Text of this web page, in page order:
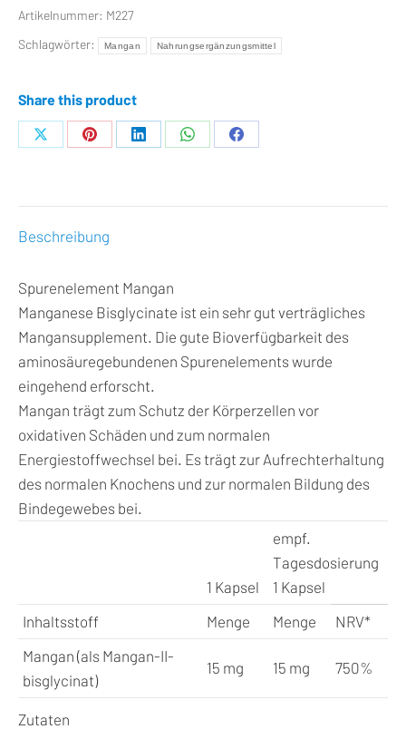
Artikelnummer: M227
Schlagwörter:
Mangan Nahrungsergänzungsmittel
Share this product
Teilen Teilen Teilen Teilen Teilen
Beschreibung
Spurenelement Mangan
Manganese Bisglycinate ist ein sehr gut verträgliches
Mangansupplement. Die gute Bioverfügbarkeit des
aminosäuregebundenen Spurenelements wurde
eingehend erforscht.
Mangan trägt zum Schutz der Körperzellen vor
oxidativen Schäden und zum normalen
Energiestoffwechsel bei. Es trägt zur Aufrechterhaltung
des normalen Knochens und zur normalen Bildung des
Bindegewebes bei.
1 Kapsel
empf.
Tagesdosierung
1 Kapsel
Inhaltsstoff
Menge Menge
NRV*
Mangan (als Mangan-II-
bisglycinat)
15 mg 15 mg 750%
Zutaten